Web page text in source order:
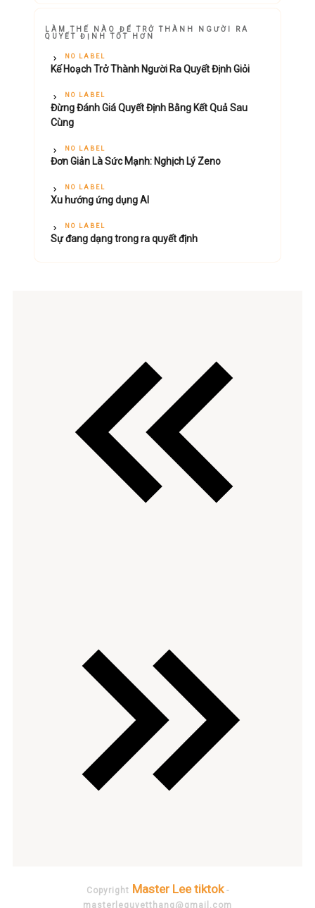
LÀM THẾ NÀO ĐỂ TRỞ THÀNH NGƯỜI RA
QUYẾT ĐỊNH TỐT HƠN
NO LABEL
Kế Hoạch Trở Thành Người Ra Quyết Định Giỏi
NO LABEL
Đừng Đánh Giá Quyết Định Bằng Kết Quả Sau
Cùng
NO LABEL
Đơn Giản Là Sức Mạnh: Nghịch Lý Zeno
NO LABEL
Xu hướng ứng dụng AI
NO LABEL
Sự đang dạng trong ra quyết định
Copyright Master Lee tiktok-
masterlequyetthang@gmail.com